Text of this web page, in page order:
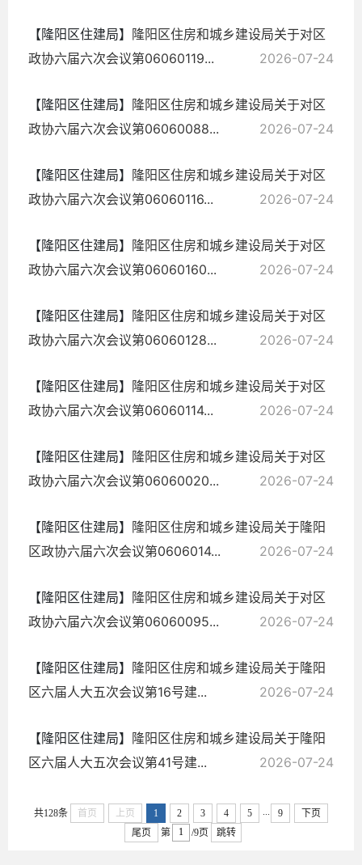
【隆阳区住建局】 隆阳区住房和城乡建设局关于对区
政协六届六次会议第06060119...
2026-07-24
【隆阳区住建局】 隆阳区住房和城乡建设局关于对区
政协六届六次会议第06060088...
2026-07-24
【隆阳区住建局】 隆阳区住房和城乡建设局关于对区
政协六届六次会议第06060116...
2026-07-24
【隆阳区住建局】 隆阳区住房和城乡建设局关于对区
政协六届六次会议第06060160...
2026-07-24
【隆阳区住建局】 隆阳区住房和城乡建设局关于对区
政协六届六次会议第06060128...
2026-07-24
【隆阳区住建局】 隆阳区住房和城乡建设局关于对区
政协六届六次会议第06060114...
2026-07-24
【隆阳区住建局】 隆阳区住房和城乡建设局关于对区
政协六届六次会议第06060020...
2026-07-24
【隆阳区住建局】 隆阳区住房和城乡建设局关于隆阳
区政协六届六次会议第0606014...
2026-07-24
【隆阳区住建局】 隆阳区住房和城乡建设局关于对区
政协六届六次会议第06060095...
2026-07-24
【隆阳区住建局】 隆阳区住房和城乡建设局关于隆阳
区六届人大五次会议第16号建...
2026-07-24
【隆阳区住建局】 隆阳区住房和城乡建设局关于隆阳
区六届人大五次会议第41号建...
2026-07-24
共128条 首页 上页 1 2 3 4 5 ... 9
下页
尾页
第 /9页 跳转